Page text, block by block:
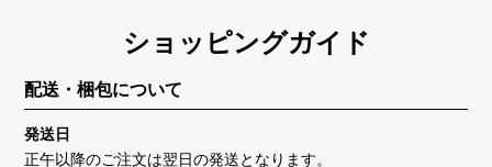
ショッピングガイド
配送・梱包について
発送日
正午以降のご注文は翌日の発送となります。